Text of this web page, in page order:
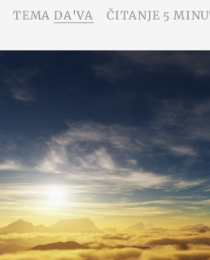
TEMA DA'VA ČITANJE 5